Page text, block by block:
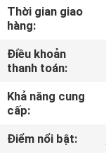
KIỂM
SOÁT
CHẤT
LƯỢNG
Thời gian giao
hàng:
Điều khoản
thanh toán:
Khả năng cung
cấp:
Điểm nổi bật: